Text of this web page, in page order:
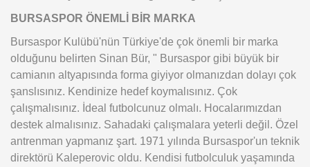
BURSASPOR ÖNEMLİ BİR MARKA
Bursaspor Kulübü'nün Türkiye'de çok önemli bir marka
olduğunu belirten Sinan Bür, " Bursaspor gibi büyük bir
camianın altyapısında forma giyiyor olmanızdan dolayı çok
şanslısınız. Kendinize hedef koymalısınız. Çok
çalışmalısınız. İdeal futbolcunuz olmalı. Hocalarımızdan
destek almalısınız. Sahadaki çalışmalara yeterli değil. Özel
antrenman yapmanız şart. 1971 yılında Bursaspor'un teknik
direktörü Kaleperovic oldu. Kendisi futbolculuk yaşamında